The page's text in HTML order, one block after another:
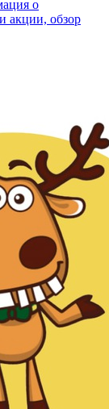
о
акции, обзор